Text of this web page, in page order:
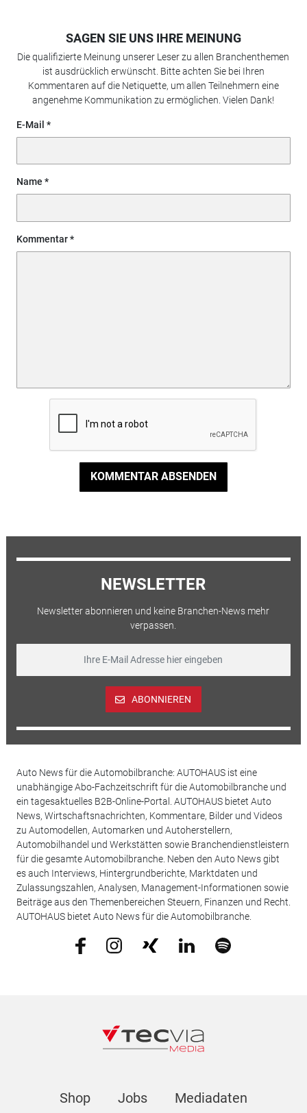
SAGEN SIE UNS IHRE MEINUNG
Die qualifizierte Meinung unserer Leser zu allen Branchenthemen
ist ausdrücklich erwünscht. Bitte achten Sie bei Ihren
Kommentaren auf die Netiquette, um allen Teilnehmern eine
angenehme Kommunikation zu ermöglichen. Vielen Dank!
E-Mail
Name
Kommentar
KOMMENTAR ABSENDEN
NEWSLETTER
Newsletter abonnieren und keine Branchen-News mehr
verpassen.
ABONNIEREN
Auto News für die Automobilbranche: AUTOHAUS ist eine
unabhängige Abo-Fachzeitschrift für die Automobilbranche und
ein tagesaktuelles B2B-Online-Portal. AUTOHAUS bietet Auto
News, Wirtschaftsnachrichten, Kommentare, Bilder und Videos
zu Automodellen, Automarken und Autoherstellern,
Automobilhandel und Werkstätten sowie Branchendienstleistern
für die gesamte Automobilbranche. Neben den Auto News gibt
es auch Interviews, Hintergrundberichte, Marktdaten und
Zulassungszahlen, Analysen, Management-Informationen sowie
Beiträge aus den Themenbereichen Steuern, Finanzen und Recht.
AUTOHAUS bietet Auto News für die Automobilbranche.
Shop Jobs Mediadaten